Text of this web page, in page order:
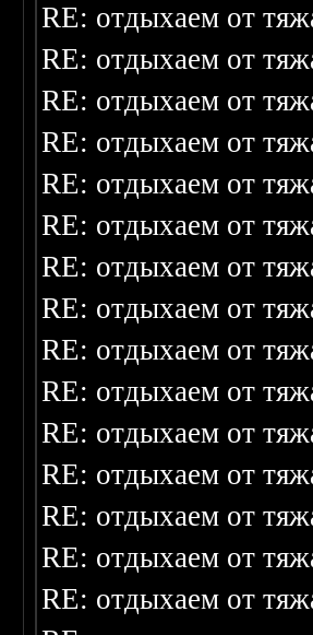
RE: отдыхаем от
RE: отдыхаем от
RE: отдыхаем от
RE: отдыхаем от
RE: отдыхаем от
RE: отдыхаем от
RE: отдыхаем от
RE: отдыхаем от
RE: отдыхаем от
RE: отдыхаем от
RE: отдыхаем от
RE: отдыхаем от
RE: отдыхаем от
RE: отдыхаем от
RE: отдыхаем от